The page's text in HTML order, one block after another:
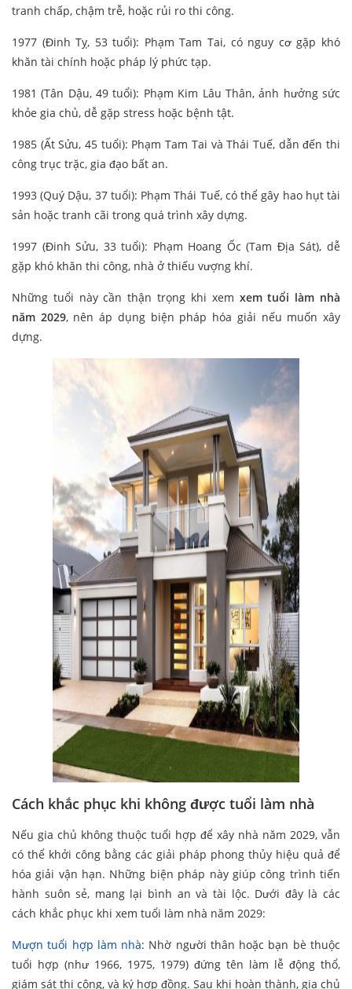
tranh chấp, chậm trễ, hoặc rủi ro thi công.
1977 (Đinh Tỵ, 53 tuổi): Phạm Tam Tai, có nguy cơ gặp khó
khăn tài chính hoặc pháp lý phức tạp.
1981 (Tân Dậu, 49 tuổi): Phạm Kim Lâu Thân, ảnh hưởng sức
khỏe gia chủ, dễ gặp stress hoặc bệnh tật.
1985 (Ất Sửu, 45 tuổi): Phạm Tam Tai và Thái Tuế, dẫn đến thi
công trục trặc, gia đạo bất an.
1993 (Quý Dậu, 37 tuổi): Phạm Thái Tuế, có thể gây hao hụt tài
sản hoặc tranh cãi trong quá trình xây dựng.
1997 (Đinh Sửu, 33 tuổi): Phạm Hoang Ốc (Tam Địa Sát), dễ
gặp khó khăn thi công, nhà ở thiếu vượng khí.
Những tuổi này cần thận trọng khi xem xem tuổi làm nhà
năm 2029, nên áp dụng biện pháp hóa giải nếu muốn xây
dựng.
Cách khắc phục khi không được tuổi làm nhà
Nếu gia chủ không thuộc tuổi hợp để xây nhà năm 2029, vẫn
có thể khởi công bằng các giải pháp phong thủy hiệu quả để
hóa giải vận hạn. Những biện pháp này giúp công trình tiến
hành suôn sẻ, mang lại bình an và tài lộc. Dưới đây là các
cách khắc phục khi xem tuổi làm nhà năm 2029:
Mượn tuổi hợp làm nhà: Nhờ người thân hoặc bạn bè thuộc
tuổi hợp (như 1966, 1975, 1979) đứng tên làm lễ động thổ,
giám sát thi công, và ký hợp đồng. Sau khi hoàn thành, gia chủ